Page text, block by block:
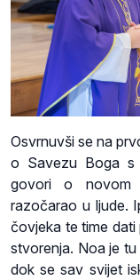
Osvrnuvši se na
o Savezu Boga s
govori o novom
razočarao u ljude.
čovjeka te time
stvorenja. Noa je
dok se sav svijet